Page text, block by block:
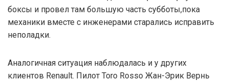
боксы и провел там большую часть субботы,пока
механики вместе с инженерами старались исправить
неполадки.
Аналогичная ситуация наблюдалась и у других
клиентов Renault. Пилот Toro Rosso Жан-Эрик Вернь